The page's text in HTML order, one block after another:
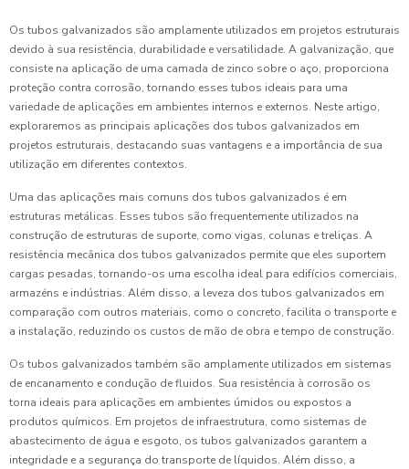
Os tubos galvanizados são amplamente utilizados em projetos estruturais
devido à sua resistência, durabilidade e versatilidade. A galvanização, que
consiste na aplicação de uma camada de zinco sobre o aço, proporciona
proteção contra corrosão, tornando esses tubos ideais para uma
variedade de aplicações em ambientes internos e externos. Neste artigo,
exploraremos as principais aplicações dos tubos galvanizados em
projetos estruturais, destacando suas vantagens e a importância de sua
utilização em diferentes contextos.
Uma das aplicações mais comuns dos tubos galvanizados é em
estruturas metálicas. Esses tubos são frequentemente utilizados na
construção de estruturas de suporte, como vigas, colunas e treliças. A
resistência mecânica dos tubos galvanizados permite que eles suportem
cargas pesadas, tornando-os uma escolha ideal para edifícios comerciais,
armazéns e indústrias. Além disso, a leveza dos tubos galvanizados em
comparação com outros materiais, como o concreto, facilita o transporte e
a instalação, reduzindo os custos de mão de obra e tempo de construção.
Os tubos galvanizados também são amplamente utilizados em sistemas
de encanamento e condução de fluidos. Sua resistência à corrosão os
torna ideais para aplicações em ambientes úmidos ou expostos a
produtos químicos. Em projetos de infraestrutura, como sistemas de
abastecimento de água e esgoto, os tubos galvanizados garantem a
integridade e a segurança do transporte de líquidos. Além disso, a